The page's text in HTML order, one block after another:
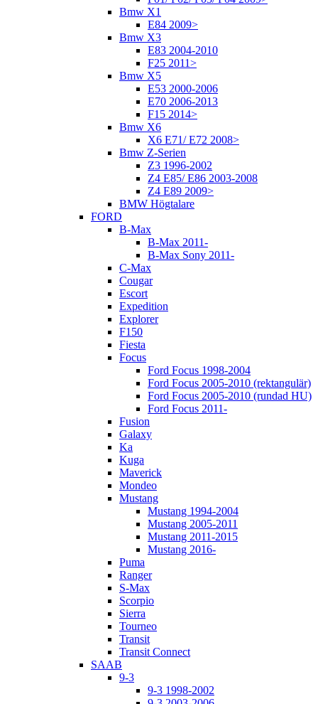
Bmw X1
E84 2009>
Bmw X3
E83 2004-2010
F25 2011>
Bmw X5
E53 2000-2006
E70 2006-2013
F15 2014>
Bmw X6
X6 E71/ E72 2008>
Bmw Z-Serien
Z3 1996-2002
Z4 E85/ E86 2003-2008
Z4 E89 2009>
BMW Högtalare
FORD
B-Max
B-Max 2011-
B-Max Sony 2011-
C-Max
Cougar
Escort
Expedition
Explorer
F150
Fiesta
Focus
Ford Focus 1998-2004
Ford Focus 2005-2010 (rektangulär)
Ford Focus 2005-2010 (rundad HU)
Ford Focus 2011-
Fusion
Galaxy
Ka
Kuga
Maverick
Mondeo
Mustang
Mustang 1994-2004
Mustang 2005-2011
Mustang 2011-2015
Mustang 2016-
Puma
Ranger
S-Max
Scorpio
Sierra
Tourneo
Transit
Transit Connect
SAAB
9-3
9-3 1998-2002